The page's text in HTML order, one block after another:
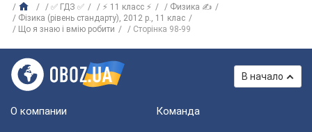
✅ ГДЗ ✅ ⚡ 11 класс ⚡
Физика ✍
Фізика (рівень стандарту), 2012 р., 11 клас
Що я знаю і вмію робити
Сторінка 98-99
В начало
О компании Команда